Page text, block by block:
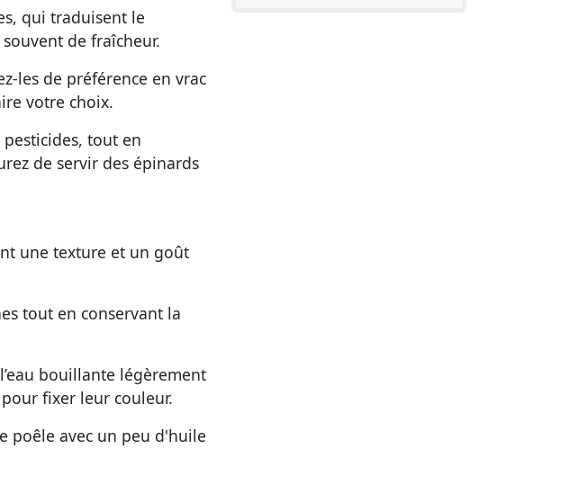
qui traduisent le
de fraîcheur.
les de préférence en vrac
votre choix.
tout en
de servir des épinards
une texture et un goût
tout en conservant la
bouillante légèrement
fixer leur couleur.
poêle avec un peu d'huile